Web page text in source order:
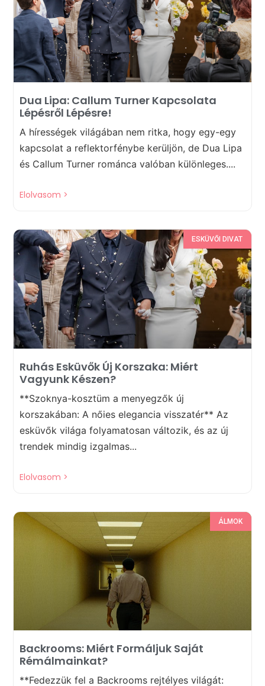
Dua Lipa: Callum Turner Kapcsolata
Lépésről Lépésre!
A hírességek világában nem ritka, hogy egy-egy
kapcsolat a reflektorfénybe kerüljön, de Dua Lipa
és Callum Turner románca valóban különleges....
Elolvasom >
ESKÜVŐI DIVAT
Ruhás Esküvők Új Korszaka: Miért
Vagyunk Készen?
**Szoknya-kosztüm a menyegzők új
korszakában: A nőies elegancia visszatér** Az
esküvők világa folyamatosan változik, és az új
trendek mindig izgalmas...
Elolvasom >
ÁLMOK
Backrooms: Miért Formáljuk Saját
Rémálmainkat?
**Fedezzük fel a Backrooms rejtélyes világát: